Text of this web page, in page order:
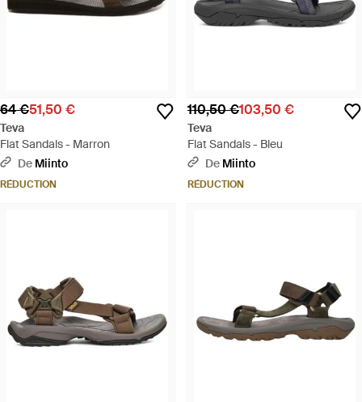
64 €51,50 €
Teva
Flat Sandals - Marron
De Miinto
RÉDUCTION
110,50 €103,50 €
Teva
Flat Sandals - Bleu
De Miinto
RÉDUCTION